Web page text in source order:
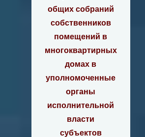
общих собраний
собственников
помещений в
многоквартирных
домах в
уполномоченные
органы
исполнительной
власти
субъектов